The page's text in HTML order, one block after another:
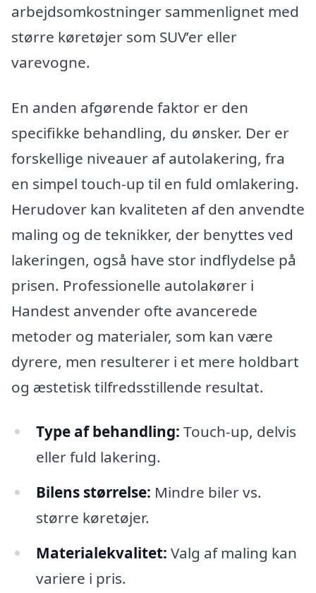
arbejdsomkostninger sammenlignet med
større køretøjer som SUV’er eller
varevogne.
En anden afgørende faktor er den
specifikke behandling, du ønsker. Der er
forskellige niveauer af autolakering, fra
en simpel touch-up til en fuld omlakering.
Herudover kan kvaliteten af den anvendte
maling og de teknikker, der benyttes ved
lakeringen, også have stor indflydelse på
prisen. Professionelle autolakører i
Handest anvender ofte avancerede
metoder og materialer, som kan være
dyrere, men resulterer i et mere holdbart
og æstetisk tilfredsstillende resultat.
Type af behandling: Touch-up, delvis
eller fuld lakering.
Bilens størrelse: Mindre biler vs.
større køretøjer.
Materialekvalitet: Valg af maling kan
variere i pris.